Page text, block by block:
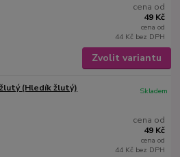
cena od
49 Kč
cena od
44 Kč bez DPH
Zvolit variantu
(Hledík žlutý)
cena od
49 Kč
cena od
44 Kč bez DPH
Skladem